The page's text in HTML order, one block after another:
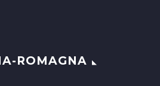
ROMAGNA